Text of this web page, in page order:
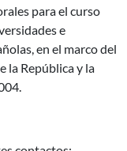
para el curso
e
en el marco del
la República y la